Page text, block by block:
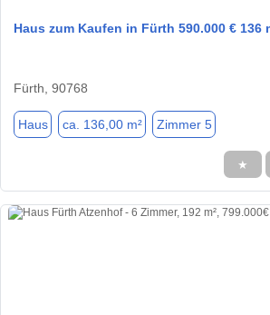
Haus zum Kaufen in Fürth 590.000 € 136
Fürth, 90768
Haus ca. 136,00 m² Zimmer 5
★